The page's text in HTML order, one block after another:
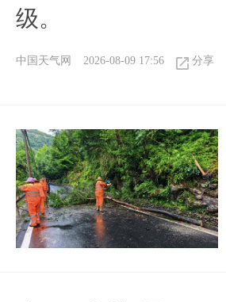
级。
中国天气网 2026-08-09 17:56 分享